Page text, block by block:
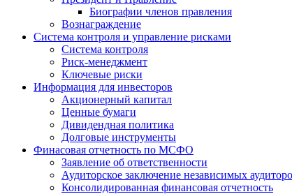
Биографии членов правления
Вознаграждение
Система контроля и управление рисками
Система контроля
Риск-менеджмент
Ключевые риски
Информация для инвесторов
Акционерный капитал
Ценные бумаги
Дивидендная политика
Долговые инструменты
Финасовая отчетность по МСФО
Заявление об ответственности
Аудиторское заключение независимых
Консолидированная финансовая отчетность